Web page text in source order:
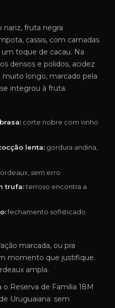
nariz, fruta negra
cassis, com camadas
toque de cacau. Na
densos e polidos, acidez
longo, marcado pela
integrou à fruta.
corte nobre com vinho
lenta: gordura andina,
sem erro
trufa:terroso encontra a
fechamento sofisticado
marcada, ou pra
momento que justifique.
ampla.
Reserva de Familia 18M
Uruguaiana: sem